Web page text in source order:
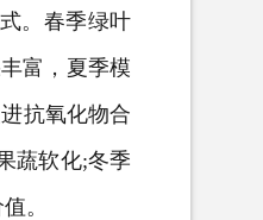
。春季绿叶
富，夏季模
抗氧化物合
蔬软化;冬季
。